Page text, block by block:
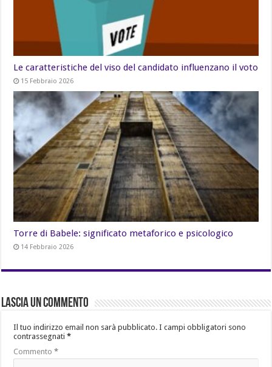
Le caratteristiche del viso del candidato influenzano il voto
15 Febbraio 2026
Torre di Babele: significato metaforico e psicologico
14 Febbraio 2026
Lascia un commento
Il tuo indirizzo email non sarà pubblicato. I campi obbligatori sono
contrassegnati*
Commento*